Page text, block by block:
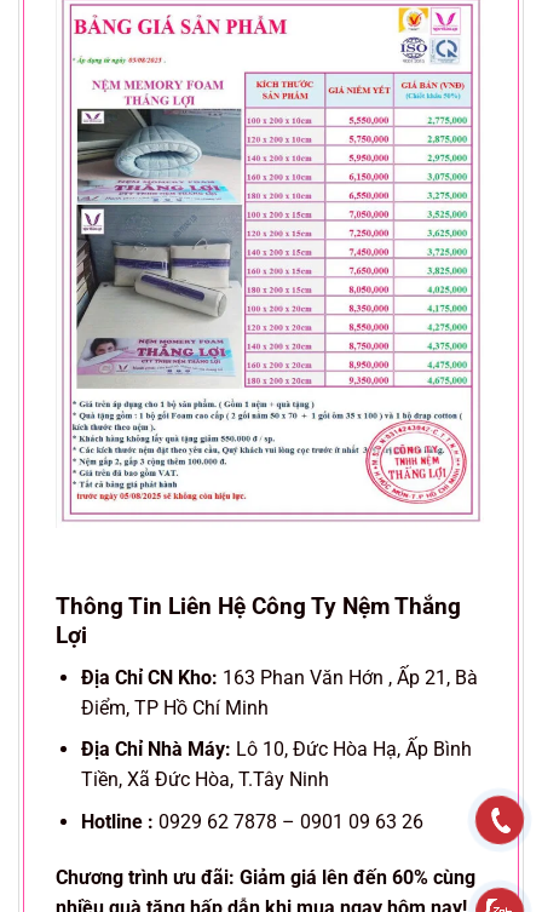
Thông Tin Liên Hệ Công Ty Nệm Thắng
Lợi
Địa Chỉ CN Kho: 163 Phan Văn Hớn , Ấp 21, Bà
Điểm, TP Hồ Chí Minh
Địa Chỉ Nhà Máy: Lô 10, Đức Hòa Hạ, Ấp Bình
Tiền, Xã Đức Hòa, T.Tây Ninh
Hotline : 0929 62 7878 – 0901 09 63 26
Chương trình ưu đãi: Giảm giá lên đến 60% cùng